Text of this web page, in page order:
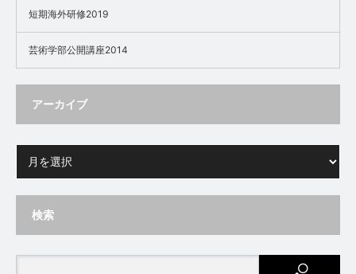
短期海外研修2019
芸術学部公開講座2014
アーカイブ
検索